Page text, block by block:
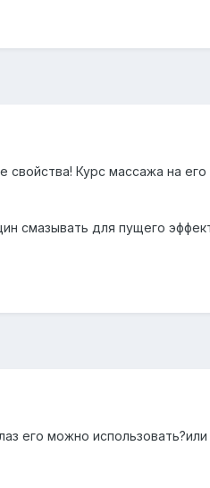
Курс массажа на
смазывать для пущего
его можно